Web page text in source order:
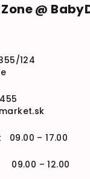
@
124
09.00 – 17.00
– 12.00